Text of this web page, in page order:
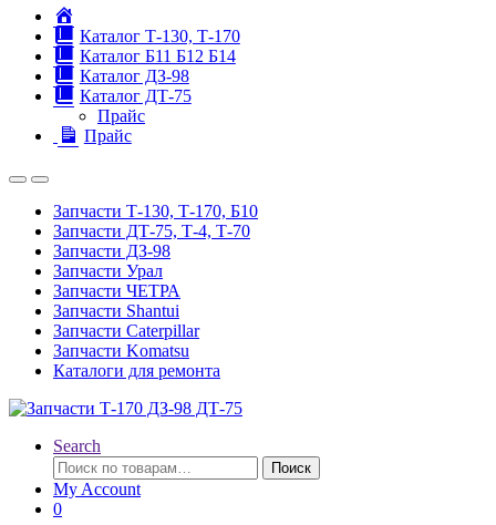
Каталог Т-130, Т-170
Каталог Б11 Б12 Б14
Каталог ДЗ-98
Каталог ДТ-75
Прайс
Прайс
Запчасти Т-130, Т-170, Б10
Запчасти ДТ-75, Т-4, Т-70
Запчасти ДЗ-98
Запчасти Урал
Запчасти ЧЕТРА
Запчасти Shantui
Запчасти Caterpillar
Запчасти Komatsu
Каталоги для ремонта
Search
Искать:
Поиск
My Account
0